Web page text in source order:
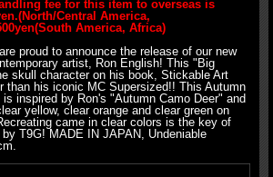
fee for this item to overseas is
Central America,
America, Africa)
proud to announce the release of our new
artist, Ron English! This "Big
skull character on his book, Stickable Art
than his iconic MC Supersized!! This Autumn
inspired by Ron's "Autumn Camo Deer" and
yellow, clear orange and clear green on
came in clear colors is the key of
T9G! MADE IN JAPAN, Undeniable